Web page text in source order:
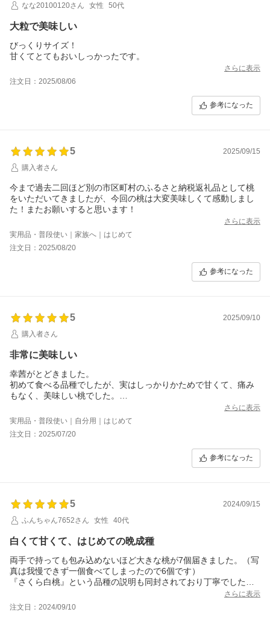
なな20100120さん
女性 50代
大粒で美味しい
びっくりサイズ！
甘くてとてもおいしっかったです。
さらに表示
注文日：2025/08/06
参考になった
5
2025/09/15
購入者さん
今まで過去二回ほど別の市区町村のふるさと納税返礼品として桃
をいただいてきましたが、今回の桃は大変美味しくて感動しまし
た！またお願いすると思います！
さらに表示
実用品・普段使い｜家族へ｜はじめて
注文日：2025/08/20
参考になった
5
2025/09/10
購入者さん
非常に美味しい
幸茜がとどきました。
初めて食べる品種でしたが、実はしっかりかためで甘くて、痛み
もなく、美味しい桃でした。
さらに表示
実用品・普段使い｜自分用｜はじめて
注文日：2025/07/20
参考になった
5
2024/09/15
ふんちゃん7652さん
女性 40代
白くて甘くて、はじめての晩成種
両手で持っても包み込めないほど大きな桃が7個届きました。（写
真は我慢できず一個食べてしまったので6個です）
『さくら白桃』という品種の説明も同封されており丁寧でした。
酸味は少なく、とても甘い、肉質がしっかりした桃でした。スー
さらに表示
注文日：2024/09/10